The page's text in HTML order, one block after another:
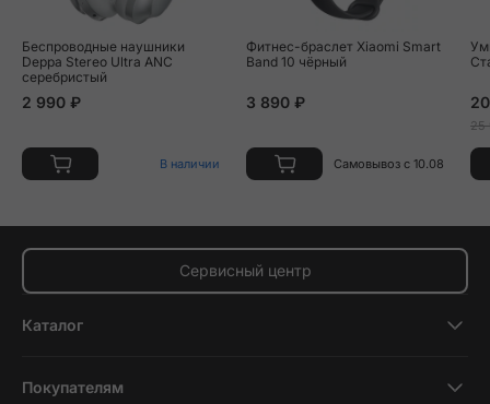
Беспроводные наушники
Deppa Stereo Ultra ANC
серебристый
2 990 ₽
В наличии
Фитнес-браслет Xiaomi Smart
Band 10 чёрный
3 890 ₽
Самовывоз с 10.08
25
Сервисный центр
Каталог
Планшеты
Покупателям